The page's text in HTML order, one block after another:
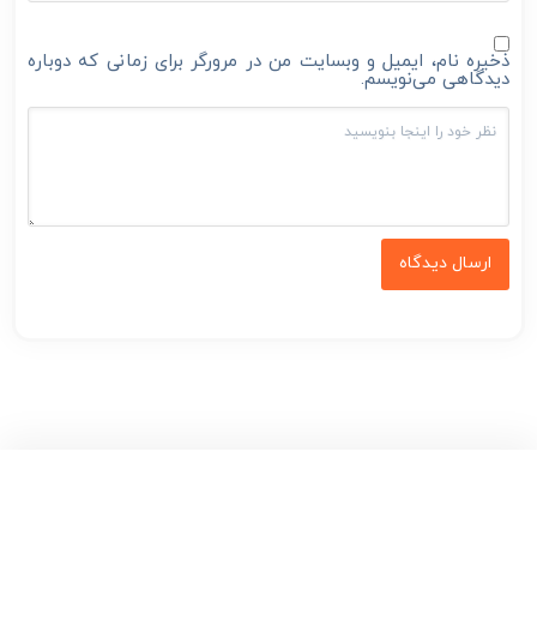
ذخیره نام، ایمیل و وبسایت من در مرورگر برای زمانی که دوباره
دیدگاهی می‌نویسم.